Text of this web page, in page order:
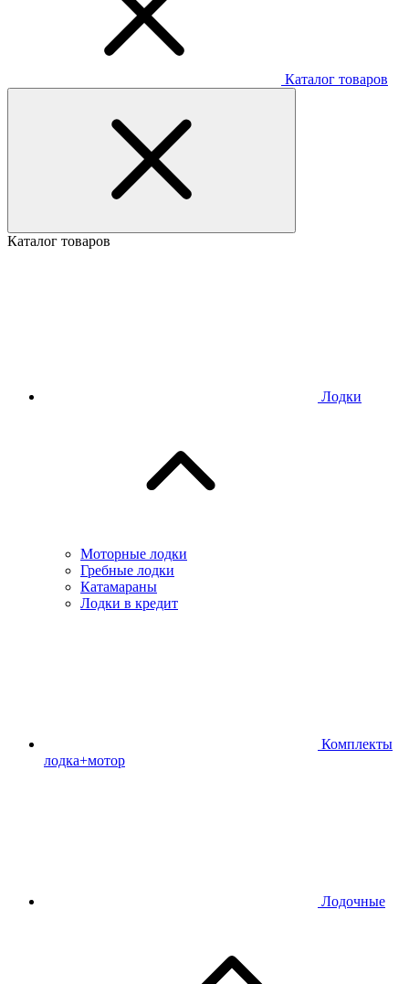
Каталог товаров
Каталог товаров
Лодки
Моторные лодки
Гребные лодки
Катамараны
Лодки в кредит
Комплекты
лодка+мотор
Лодочные